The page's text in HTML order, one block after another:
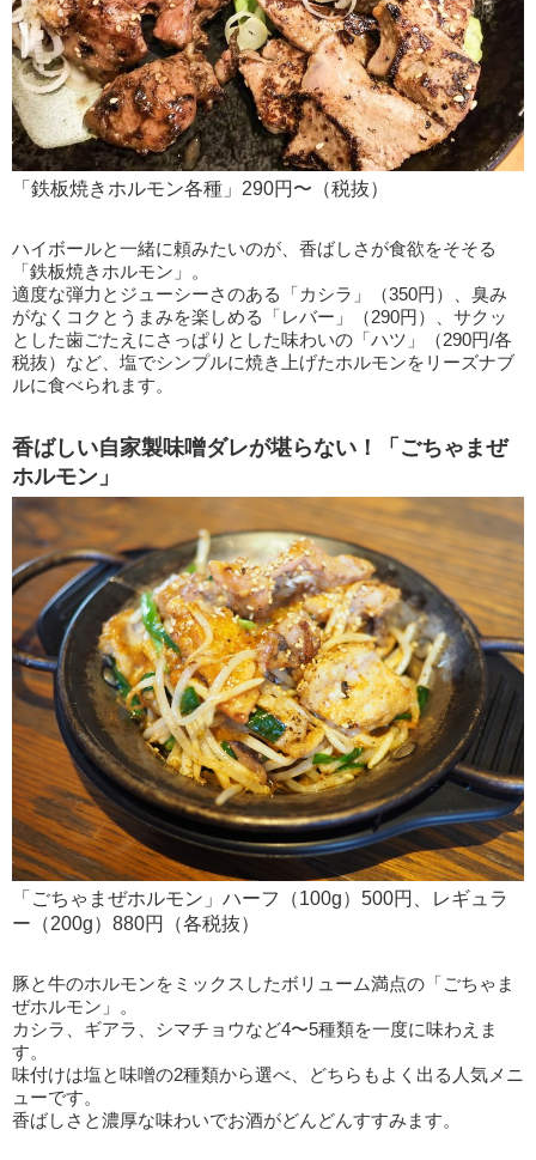
「鉄板焼きホルモン各種」290円〜（税抜）
ハイボールと一緒に頼みたいのが、香ばしさが食欲をそそる
「鉄板焼きホルモン」。
適度な弾力とジューシーさのある「カシラ」（350円）、臭み
がなくコクとうまみを楽しめる「レバー」（290円）、サクッ
とした歯ごたえにさっぱりとした味わいの「ハツ」（290円/各
税抜）など、塩でシンプルに焼き上げたホルモンをリーズナブ
ルに食べられます。
香ばしい自家製味噌ダレが堪らない！「ごちゃまぜ
ホルモン」
「ごちゃまぜホルモン」ハーフ（100g）500円、レギュラ
ー（200g）880円（各税抜）
豚と牛のホルモンをミックスしたボリューム満点の「ごちゃま
ぜホルモン」。
カシラ、ギアラ、シマチョウなど4〜5種類を一度に味わえま
す。
味付けは塩と味噌の2種類から選べ、どちらもよく出る人気メニ
ューです。
香ばしさと濃厚な味わいでお酒がどんどんすすみます。